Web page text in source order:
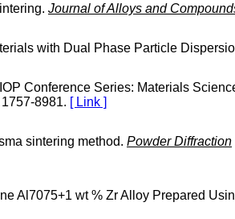
Journal of Alloys and
with Dual Phase Particle
Conference Series: Materials
8981. [ Link ]
sintering method. Powder Diffraction
Al7075+1 wt % Zr Alloy Prepared